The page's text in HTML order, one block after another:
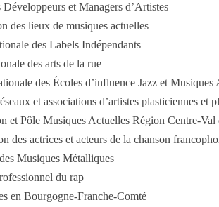
et Managers d’Artistes
des lieux de musiques actuelles
des Labels Indépendants
des arts de la rue
des Écoles d’influence Jazz et Musiques
et associations d’artistes plasticiennes et
et Pôle Musiques Actuelles Région Centre-Val
des actrices et acteurs de la chanson
Musiques Métalliques
du rap
en Bourgogne-Franche-Comté